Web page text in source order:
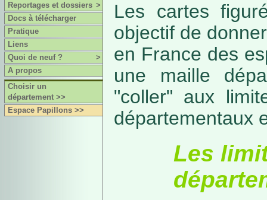
Reportages et dossiers >
Docs à télécharger
Pratique
Liens
Quoi de neuf ?
>
A propos
Choisir un
département >>
Espace Papillons >>
Les cartes
objectif de
en France des
une maille
"coller" aux
départementaux
Les